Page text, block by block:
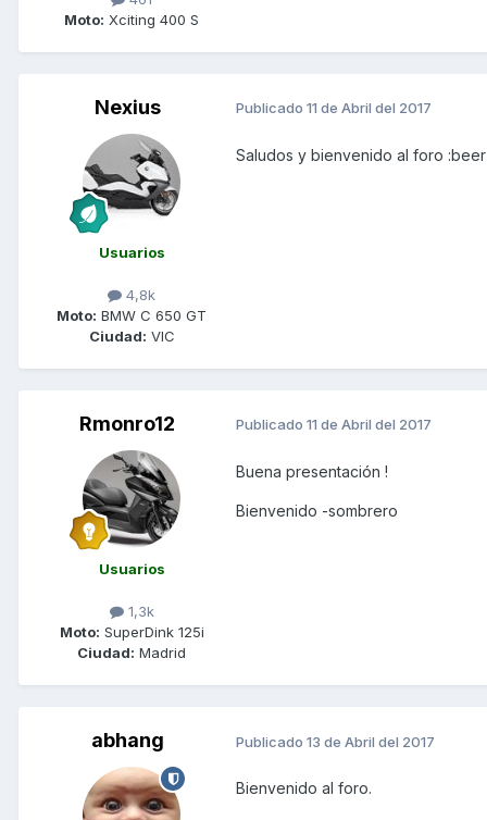
Moto: Xciting 400 S
Nexius
Usuarios
4,8k
Moto: BMW C 650 GT
Ciudad: VIC
Publicado 11 de Abril del 2017
Saludos y bienvenido al foro :beer
Rmonro12
Usuarios
1,3k
Moto: SuperDink 125i
Ciudad: Madrid
Publicado 11 de Abril del 2017
Buena presentación !
Bienvenido -sombrero
abhang Publicado 13 de Abril del 2017
Bienvenido al foro.